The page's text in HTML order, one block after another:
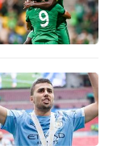
，最后一场
年经历更加
队长的身份
冠军，“最后